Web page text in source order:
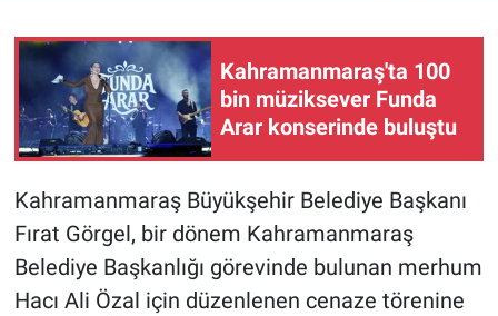
Kahramanmaraş'ta 100
bin müziksever Funda
Arar konserinde buluştu
Kahramanmaraş Büyükşehir Belediye Başkanı
Fırat Görgel, bir dönem Kahramanmaraş
Belediye Başkanlığı görevinde bulunan merhum
Hacı Ali Özal için düzenlenen cenaze törenine
BİLİM VE TEKNOLOJİ
Güvenlik